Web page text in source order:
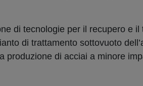
di tecnologie per il recupero e il
di trattamento sottovuoto
produzione di acciai a minore